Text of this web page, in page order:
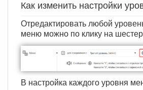
Как изменить настройки
Отредактировать любой
меню можно по клику на
В настройка каждого уровня